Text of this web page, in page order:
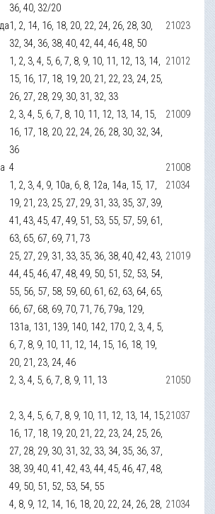
36, 40, 32/20
1, 2, 14, 16, 18, 20, 22, 24, 26, 28, 30,
32, 34, 36, 38, 40, 42, 44, 46, 48, 50
21023
1, 2, 3, 4, 5, 6, 7, 8, 9, 10, 11, 12, 13, 14,
15, 16, 17, 18, 19, 20, 21, 22, 23, 24, 25,
26, 27, 28, 29, 30, 31, 32, 33
21012
2, 3, 4, 5, 6, 7, 8, 10, 11, 12, 13, 14, 15,
16, 17, 18, 20, 22, 24, 26, 28, 30, 32, 34,
36
21009
4
21008
1, 2, 3, 4, 9, 10а, 6, 8, 12а, 14а, 15, 17,
19, 21, 23, 25, 27, 29, 31, 33, 35, 37, 39,
41, 43, 45, 47, 49, 51, 53, 55, 57, 59, 61,
63, 65, 67, 69, 71, 73
21034
25, 27, 29, 31, 33, 35, 36, 38, 40, 42, 43,
44, 45, 46, 47, 48, 49, 50, 51, 52, 53, 54,
55, 56, 57, 58, 59, 60, 61, 62, 63, 64, 65,
66, 67, 68, 69, 70, 71, 76, 79а, 129,
131а, 131, 139, 140, 142, 170, 2, 3, 4, 5,
6, 7, 8, 9, 10, 11, 12, 14, 15, 16, 18, 19,
20, 21, 23, 24, 46
21019
2, 3, 4, 5, 6, 7, 8, 9, 11, 13 21050
2, 3, 4, 5, 6, 7, 8, 9, 10, 11, 12, 13, 14, 15,
16, 17, 18, 19, 20, 21, 22, 23, 24, 25, 26,
27, 28, 29, 30, 31, 32, 33, 34, 35, 36, 37,
38, 39, 40, 41, 42, 43, 44, 45, 46, 47, 48,
49, 50, 51, 52, 53, 54, 55
21037
4, 8, 9, 12, 14, 16, 18, 20, 22, 24, 26, 28, 21034